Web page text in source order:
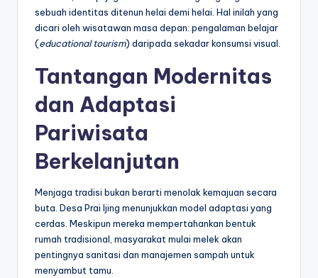
sebuah identitas ditenun helai demi helai. Hal inilah yang
dicari oleh wisatawan masa depan: pengalaman belajar
(educational tourism) daripada sekadar konsumsi visual.
Tantangan Modernitas
dan Adaptasi
Pariwisata
Berkelanjutan
Menjaga tradisi bukan berarti menolak kemajuan secara
buta. Desa Prai Ijing menunjukkan model adaptasi yang
cerdas. Meskipun mereka mempertahankan bentuk
rumah tradisional, masyarakat mulai melek akan
pentingnya sanitasi dan manajemen sampah untuk
menyambut tamu.